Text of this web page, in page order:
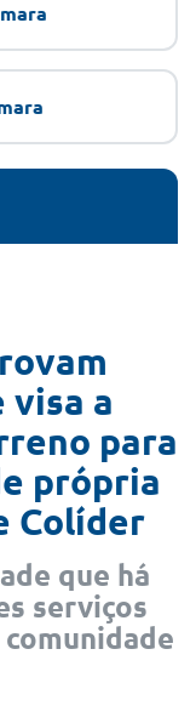
visa a
para
própria
Colíder
que há
serviços